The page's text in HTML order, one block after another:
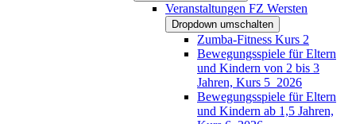
Veranstaltungen FZ Wersten
Dropdown umschalten
Zumba-Fitness Kurs 2
Bewegungsspiele für Eltern
und Kindern von 2 bis 3
Jahren, Kurs 5_2026
Bewegungsspiele für Eltern
und Kindern ab 1,5 Jahren,